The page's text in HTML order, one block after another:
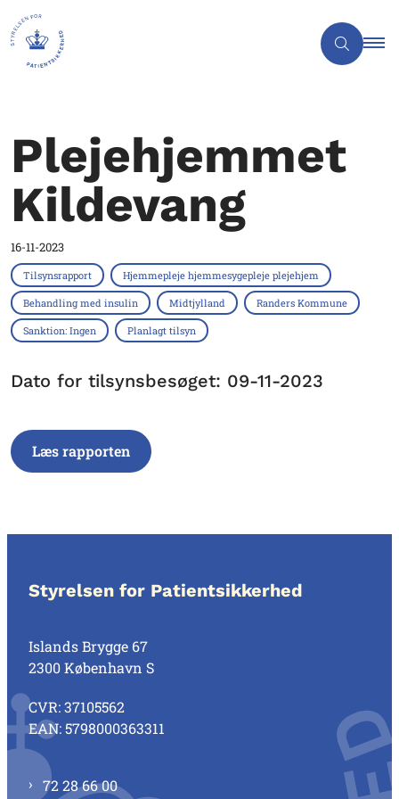
Plejehjemmet
Kildevang
16-11-2023
Tilsynsrapport Hjemmepleje hjemmesygepleje plejehjem
Behandling med insulin Midtjylland Randers Kommune
Sanktion: Ingen Planlagt tilsyn
Dato for tilsynsbesøget: 09-11-2023
Læs rapporten
Styrelsen for Patientsikkerhed
Islands Brygge 67
2300 København S
CVR: 37105562
EAN: 5798000363311
72 28 66 00